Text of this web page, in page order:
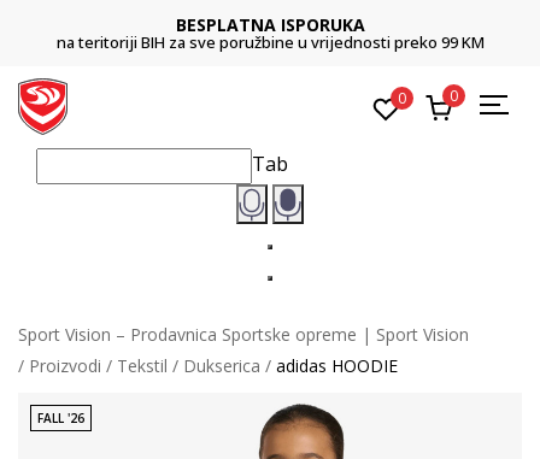
BESPLATNA ISPORUKA
na teritoriji BIH za sve poružbine u vrijednosti preko 99 KM
0 0
Tab
Sport Vision – Prodavnica Sportske opreme | Sport Vision
Proizvodi
Tekstil Dukserica adidas HOODIE
FALL '26